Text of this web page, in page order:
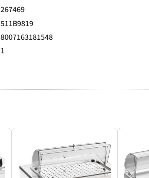
267469
511B9819
8007163181548
1